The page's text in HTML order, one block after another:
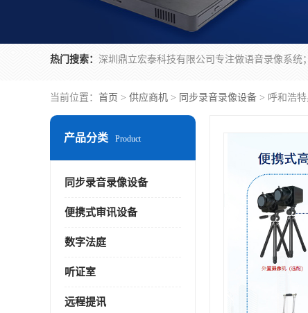
热门搜索：
当前位置： 首页 > 供应商机 > 同步录音录像设备 > 呼和浩
产品分类 Product
同步录音录像设备
便携式审讯设备
数字法庭
听证室
远程提讯